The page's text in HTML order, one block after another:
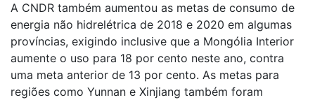
A CNDR também aumentou as metas de consumo de
energia não hidrelétrica de 2018 e 2020 em algumas
províncias, exigindo inclusive que a Mongólia Interior
aumente o uso para 18 por cento neste ano, contra
uma meta anterior de 13 por cento. As metas para
regiões como Yunnan e Xinjiang também foram